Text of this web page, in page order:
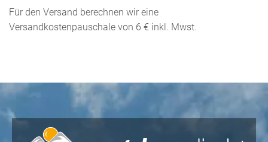
Für den Versand berechnen wir eine
Versandkostenpauschale von 6 € inkl. Mwst.